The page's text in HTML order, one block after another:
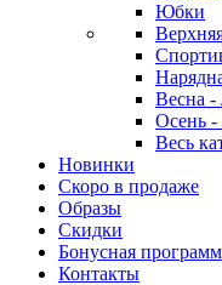
Юбки
Весна -
Осень -
Весь
Новинки
Скоро в продаже
Образы
Скидки
Бонусная
Контакты